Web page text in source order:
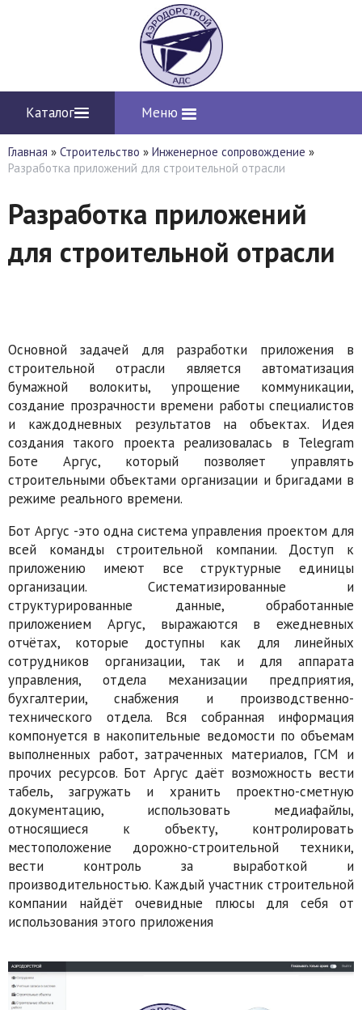
Каталог Меню
Главная » Строительство » Инженерное сопровождение »
Разработка приложений для строительной отрасли
Разработка приложений
для строительной отрасли
Основной задачей для разработки приложения в
строительной отрасли является автоматизация
бумажной волокиты, упрощение коммуникации,
создание прозрачности времени работы специалистов
и каждодневных результатов на объектах. Идея
создания такого проекта реализовалась в Telegram
Боте Аргус, который позволяет управлять
строительными объектами организации и бригадами в
режиме реального времени.
Бот Аргус -это одна система управления проектом для
всей команды строительной компании. Доступ к
приложению имеют все структурные единицы
организации. Систематизированные и
структурированные данные, обработанные
приложением Аргус, выражаются в ежедневных
отчётах, которые доступны как для линейных
сотрудников организации, так и для аппарата
управления, отдела механизации предприятия,
бухгалтерии, снабжения и производственно-
технического отдела. Вся собранная информация
компонуется в накопительные ведомости по объемам
выполненных работ, затраченных материалов, ГСМ и
прочих ресурсов. Бот Аргус даёт возможность вести
табель, загружать и хранить проектно-сметную
документацию, использовать медиафайлы,
относящиеся к объекту, контролировать
местоположение дорожно-строительной техники,
вести контроль за выработкой и
производительностью. Каждый участник строительной
компании найдёт очевидные плюсы для себя от
использования этого приложения